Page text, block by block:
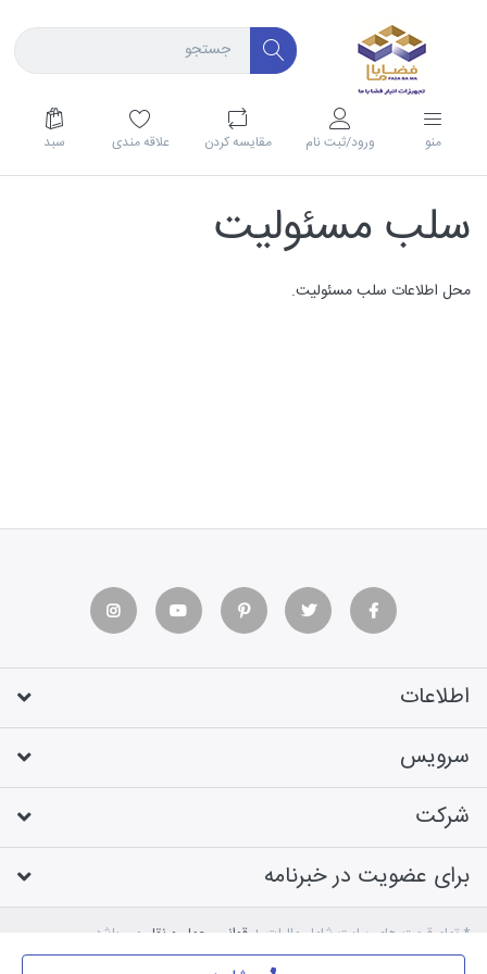
منو ورود/ثبت نام مقايسه كردن علاقه مندی سبد
سلب مسئولیت
محل اطلاعات سلب مسئولیت.
اطلاعات
سرویس
شرکت
برای عضویت در خبرنامه
* تمام قیمت های سایت شامل مالیات + قوانین حمل و نقل می باشد
طراحی فروشگاه اینترنتی